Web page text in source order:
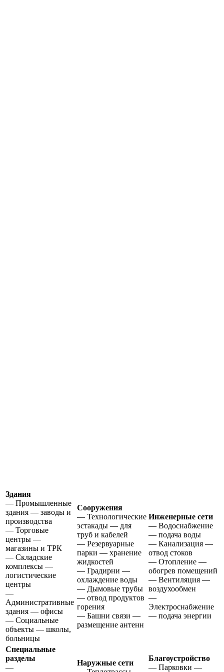
Здания
— Промышленные
здания — заводы и
производства
— Торговые
центры —
магазины и ТРК
— Складские
комплексы —
логистические
центры
—
Административные
здания — офисы
— Социальные
объекты — школы,
больницы
Сооружения
— Технологические
эстакады — для
труб и кабелей
— Резервуарные
парки — хранение
жидкостей
— Градирни —
охлаждение воды
— Дымовые трубы
— отвод продуктов
горения
— Башни связи —
размещение антенн
Инженерные сети
— Водоснабжение
— подача воды
— Канализация —
отвод стоков
— Отопление —
обогрев помещений
— Вентиляция —
воздухообмен
—
Электроснабжение
— подача энергии
Специальные
разделы
—
Наружные сети
Благоустройство
— Парковки —